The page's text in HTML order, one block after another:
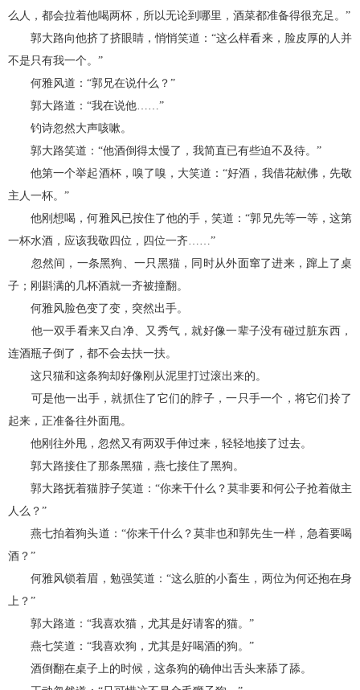
么人，都会拉着他喝两杯，所以无论到哪里，酒菜都准备得很充足。”
郭大路向他挤了挤眼睛，悄悄笑道：“这么样看来，脸皮厚的人并
不是只有我一个。”
何雅风道：“郭兄在说什么？”
郭大路道：“我在说他……”
钓诗忽然大声咳嗽。
郭大路笑道：“他酒倒得太慢了，我简直已有些迫不及待。”
他第一个举起酒杯，嗅了嗅，大笑道：“好酒，我借花献佛，先敬
主人一杯。”
他刚想喝，何雅风已按住了他的手，笑道：“郭兄先等一等，这第
一杯水酒，应该我敬四位，四位一齐……”
忽然间，一条黑狗、一只黑猫，同时从外面窜了进来，蹿上了桌
子；刚斟满的几杯酒就一齐被撞翻。
何雅风脸色变了变，突然出手。
他一双手看来又白净、又秀气，就好像一辈子没有碰过脏东西，
连酒瓶子倒了，都不会去扶一扶。
这只猫和这条狗却好像刚从泥里打过滚出来的。
可是他一出手，就抓住了它们的脖子，一只手一个，将它们拎了
起来，正准备往外面甩。
他刚往外甩，忽然又有两双手伸过来，轻轻地接了过去。
郭大路接住了那条黑猫，燕七接住了黑狗。
郭大路抚着猫脖子笑道：“你来干什么？莫非要和何公子抢着做主
人么？”
燕七拍着狗头道：“你来干什么？莫非也和郭先生一样，急着要喝
酒？”
何雅风锁着眉，勉强笑道：“这么脏的小畜生，两位为何还抱在身
上？”
郭大路道：“我喜欢猫，尤其是好请客的猫。”
燕七笑道：“我喜欢狗，尤其是好喝酒的狗。”
酒倒翻在桌子上的时候，这条狗的确伸出舌头来舔了舔。